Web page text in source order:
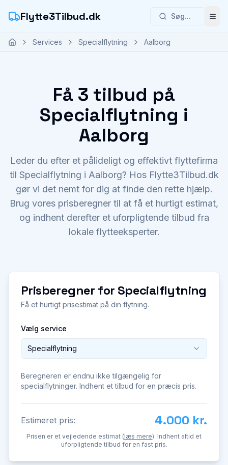
Flytte3Tilbud.dk Søg... Åbn
Services Specialflytning Aalborg
Få 3 tilbud på
Specialflytning i
Aalborg
Leder du efter et pålideligt og effektivt flyttefirma
til Specialflytning i Aalborg? Hos Flytte3Tilbud.dk
gør vi det nemt for dig at finde den rette hjælp.
Brug vores prisberegner til at få et hurtigt estimat,
og indhent derefter et uforpligtende tilbud fra
lokale flytteeksperter.
Prisberegner for Specialflytning
Få et hurtigt prisestimat på din flytning.
Vælg service
Specialflytning
Beregneren er endnu ikke tilgængelig for
specialflytninger. Indhent et tilbud for en præcis pris.
Estimeret pris: 4.000 kr.
Prisen er et vejledende estimat (læs mere). Indhent altid et
uforpligtende tilbud for en fast pris.